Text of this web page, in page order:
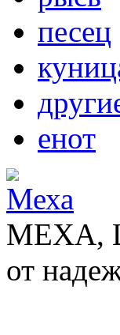
песец
енот
МЕХА,
от